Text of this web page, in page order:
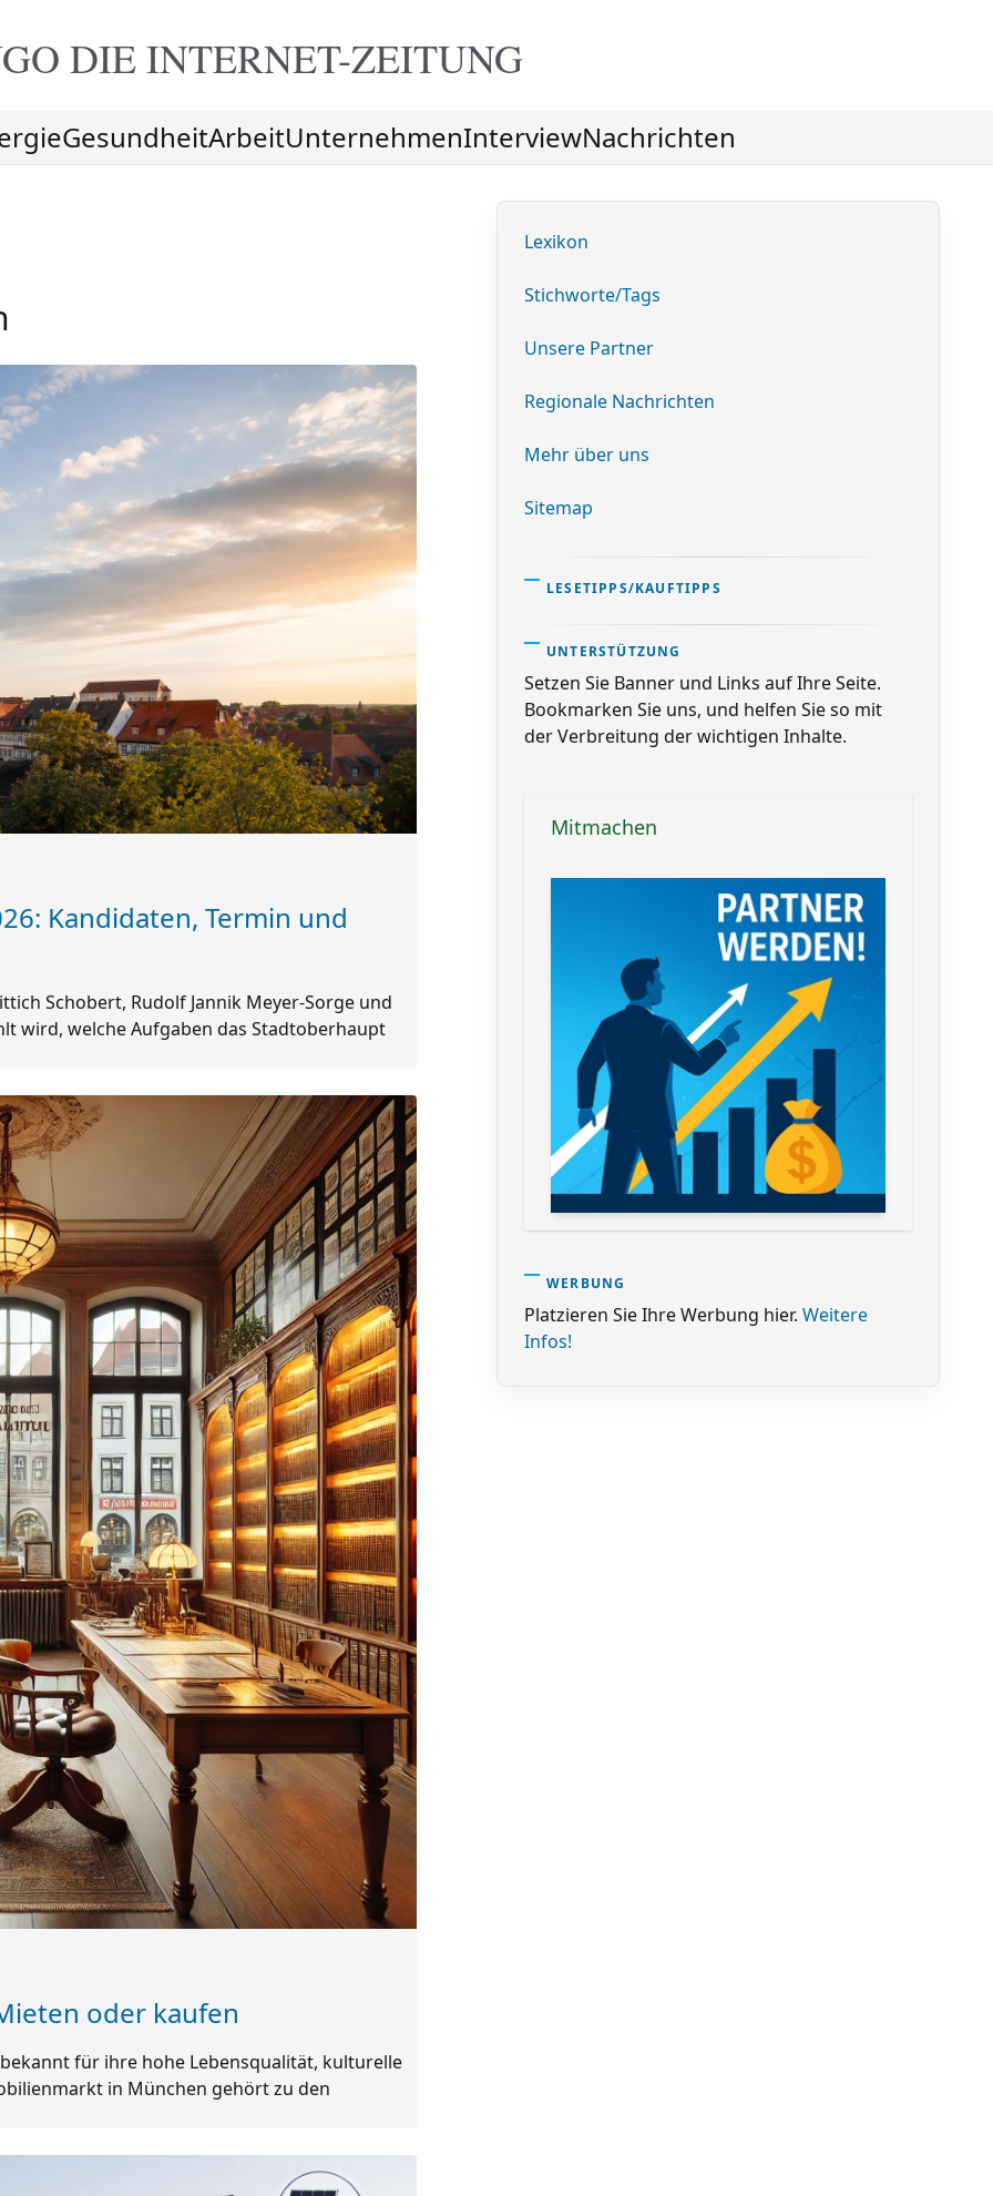
DIEINTERNET-ZEITUNG
GesundheitArbeitUnternehmenInterviewNachrichten
Kandidaten, Termin und
Schobert, Rudolf Jannik Meyer-Sorge und
wird, welche Aufgaben das Stadtoberhaupt
oder kaufen
für ihre hohe Lebensqualität, kulturelle
in München gehört zu den
Lexikon
Stichworte/Tags
Unsere Partner
Regionale Nachrichten
Mehr über uns
Sitemap
LESETIPPS/KAUFTIPPS
UNTERSTÜTZUNG
Setzen Sie Banner und Links auf Ihre Seite.
Bookmarken Sie uns, und helfen Sie so mit
der Verbreitung der wichtigen Inhalte.
Mitmachen
WERBUNG
Platzieren Sie Ihre Werbung hier. Weitere
Infos!